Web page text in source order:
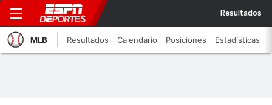
Resultados
MLB Resultados Calendario Posiciones Estadísticas